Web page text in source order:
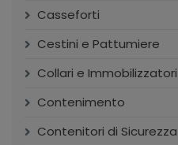
Casseforti
Cestini e Pattumiere
Collari e Immobilizzatori
Contenimento
Contenitori di Sicurezza